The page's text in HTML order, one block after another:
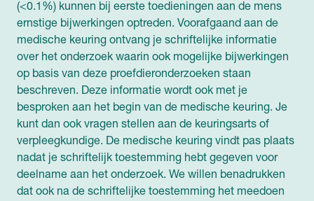
(<0.1%) kunnen bij eerste toedieningen aan de mens
ernstige bijwerkingen optreden. Voorafgaand aan de
medische keuring ontvang je schriftelijke informatie
over het onderzoek waarin ook mogelijke bijwerkingen
op basis van deze proefdieronderzoeken staan
beschreven. Deze informatie wordt ook met je
besproken aan het begin van de medische keuring. Je
kunt dan ook vragen stellen aan de keuringsarts of
verpleegkundige. De medische keuring vindt pas plaats
nadat je schriftelijk toestemming hebt gegeven voor
deelname aan het onderzoek. We willen benadrukken
dat ook na de schriftelijke toestemming het meedoen